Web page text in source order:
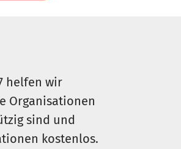
helfen wir
Organisationen
sind und
kostenlos.